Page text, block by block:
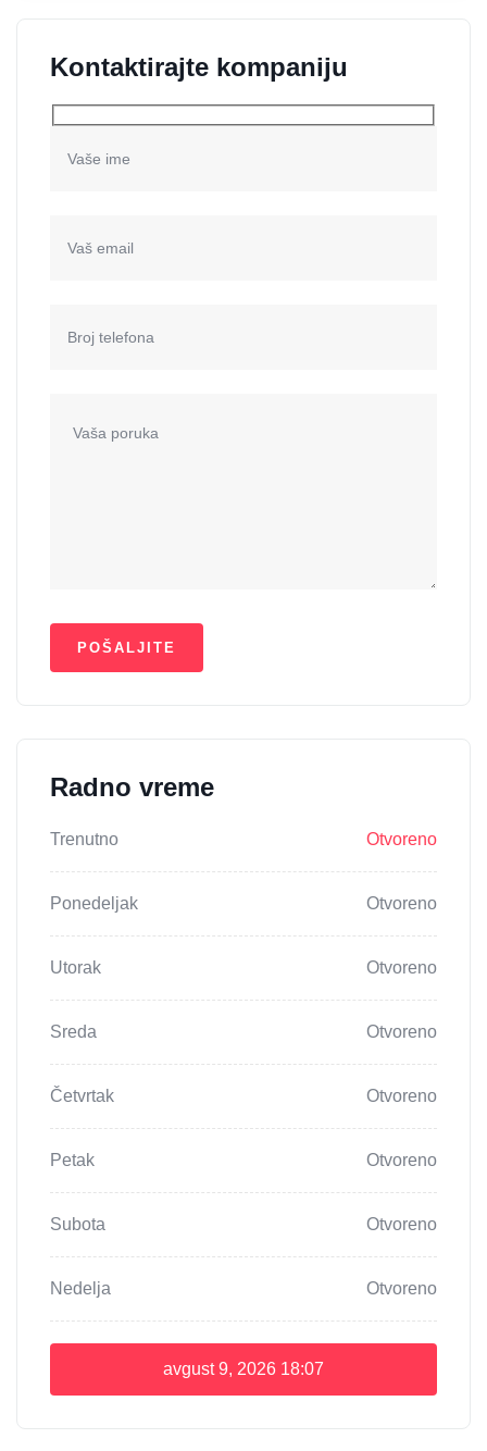
Kontaktirajte kompaniju
Radno vreme
Trenutno Otvoreno
Ponedeljak Otvoreno
Utorak Otvoreno
Sreda Otvoreno
Četvrtak Otvoreno
Petak Otvoreno
Subota Otvoreno
Nedelja Otvoreno
avgust 9, 2026 18:07